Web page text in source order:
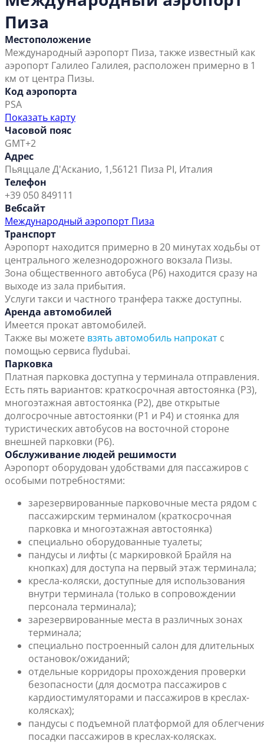
Пиза
Местоположение
Международный аэропорт Пиза, также известный как
аэропорт Галилео Галилея, расположен примерно в 1
км от центра Пизы.
Код аэропорта
PSA
Показать карту
Часовой пояс
GMT+2
Адрес
Пьяццале Д'Асканио, 1,56121 Пиза PI, Италия
Телефон
+39 050 849111
Вебсайт
Международный аэропорт Пиза
Транспорт
Аэропорт находится примерно в 20 минутах ходьбы от
центрального железнодорожного вокзала Пизы.
Зона общественного автобуса (P6) находится сразу на
выходе из зала прибытия.
Услуги такси и частного транфера также доступны.
Аренда автомобилей
Имеется прокат автомобилей.
Также вы можете взять автомобиль напрокат с
помощью сервиса flydubai.
Парковка
Платная парковка доступна у терминала отправления.
Есть пять вариантов: краткосрочная автостоянка (P3),
многоэтажная автостоянка (P2), две открытые
долгосрочные автостоянки (P1 и P4) и стоянка для
туристических автобусов на восточной стороне
внешней парковки (P6).
Обслуживание людей решимости
Аэропорт оборудован удобствами для пассажиров с
особыми потребностями:
зарезервированные парковочные места рядом с
пассажирским терминалом (краткосрочная
парковка и многоэтажная автостоянка)
специально оборудованные туалеты;
пандусы и лифты (с маркировкой Брайля на
кнопках) для доступа на первый этаж терминала;
кресла-коляски, доступные для использования
внутри терминала (только в сопровождении
персонала терминала);
зарезервированные места в различных зонах
терминала;
специально построенный салон для длительных
остановок/ожиданий;
отдельные корридоры прохождения проверки
безопасности (для досмотра пассажиров с
кардиостимуляторами и пассажиров в креслах-
колясках);
пандусы с подъемной платформой для
посадки пассажиров в креслах-колясках.